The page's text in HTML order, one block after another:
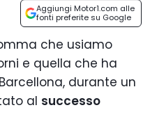
Aggiungi Motor1.com alle
fonti preferite su Google
che usiamo
e quella che ha
durante un
al successo